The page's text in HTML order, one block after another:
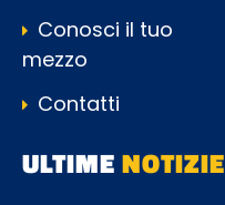
Conosci il tuo
mezzo
Contatti
ULTIMENOTIZIE